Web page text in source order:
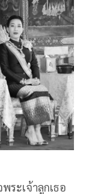
ระเจ้าลูกเธอ